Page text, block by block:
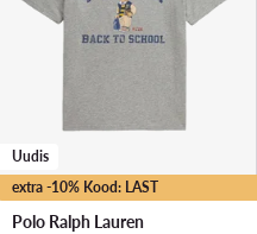
extra -10% Kood: LAST
Uudis
Polo Ralph Lauren